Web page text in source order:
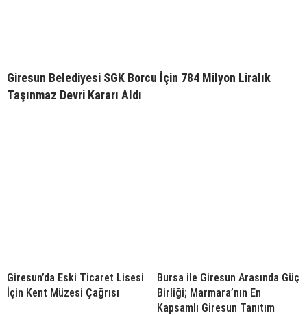
Giresun Belediyesi SGK Borcu İçin 784 Milyon Liralık
Taşınmaz Devri Kararı Aldı
Giresun’da Eski Ticaret Lisesi
İçin Kent Müzesi Çağrısı
Bursa ile Giresun Arasında Güç
Birliği; Marmara’nın En
Kapsamlı Giresun Tanıtım